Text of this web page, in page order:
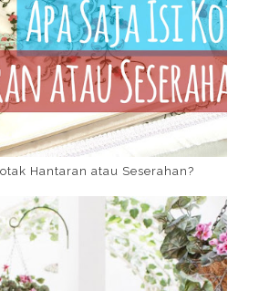
Hantaran atau Seserahan?